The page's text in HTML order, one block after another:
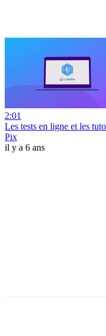
2:01
Les tests en ligne et les
Pix
il y a 6 ans